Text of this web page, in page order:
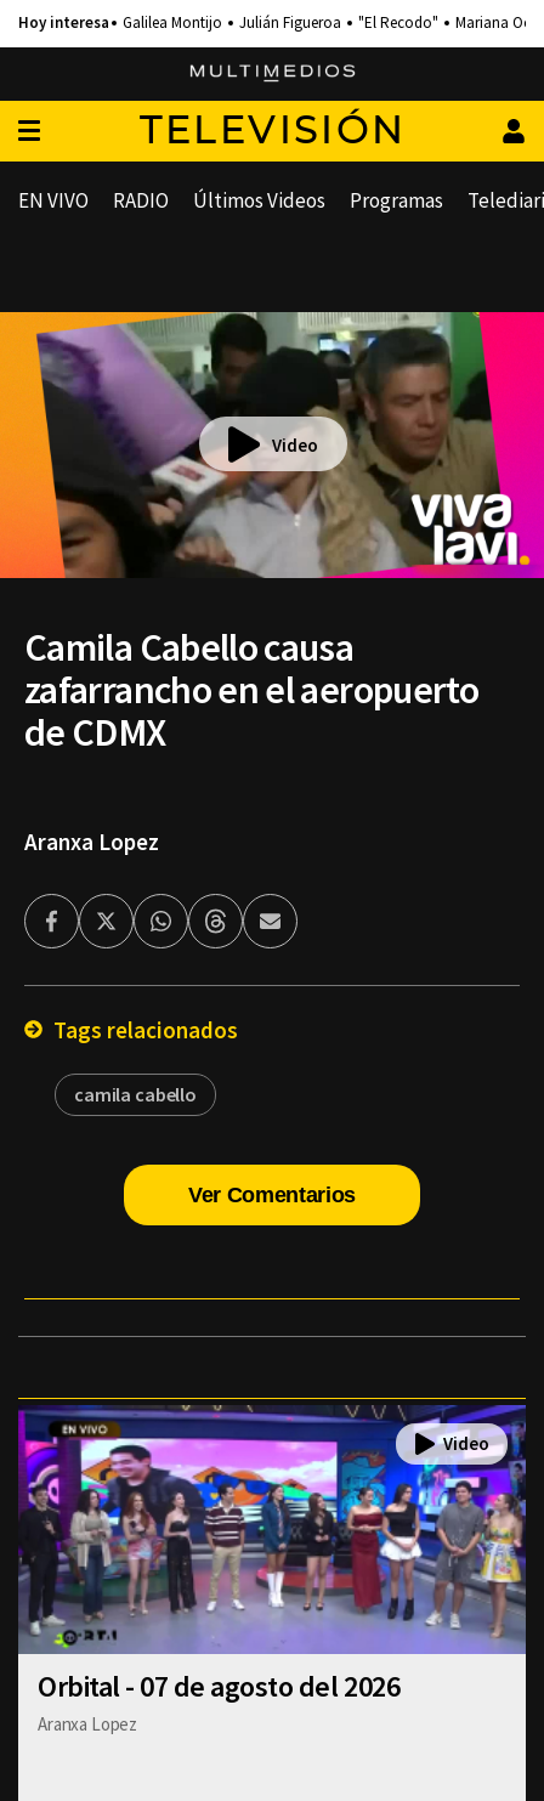
Galilea Montijo Julián Figueroa "El Recodo" Mariana
TELEVISIÓN
EN VIVO RADIO Últimos Videos Programas
Video
Camila Cabello causa
zafarrancho en el aeropuerto
de CDMX
Aranxa Lopez
FacebookTwitterWhatsappThreadsEnviar
por
Tags relacionados
camila cabello
Ver Comentarios
Orbital - 07 de agosto del 2026
Aranxa Lopez